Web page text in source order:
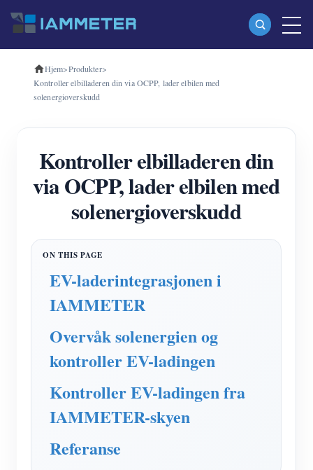
Produkter
Trefase Wi-Fi energimåler (WEM3080T)
Trefase Wi-Fi energimåler (WEM3046T)
Trefase Wi-Fi energimåler (WEM3050T)
WiFi Power Controller
IAMMETER Cloud Pro
Virtuell måler
System for energiprognoser og -simulering
applikasjoner
Solar PV System Energy Monitor
Strømforbruksmåler
Ressurser
Hjem>Produkter>
Kontroller elbilladeren din via OCPP, lader elbilen med
solenergioverskudd
Kontroller elbilladeren din
via OCPP, lader elbilen med
solenergioverskudd
EV-laderintegrasjonen i
IAMMETER
Overvåk solenergien og
kontroller EV-ladingen
Kontroller EV-ladingen fra
IAMMETER-skyen
Referanse